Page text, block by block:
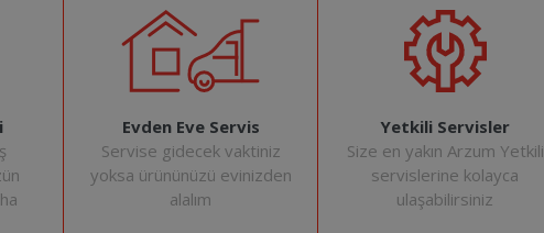
Evden Eve Servis
Servise gidecek vaktiniz
yoksa ürününüzü evinizden
alalım
Yetkili Servisler
Size en yakın Arzum Yetkili
servislerine kolayca
ulaşabilirsiniz